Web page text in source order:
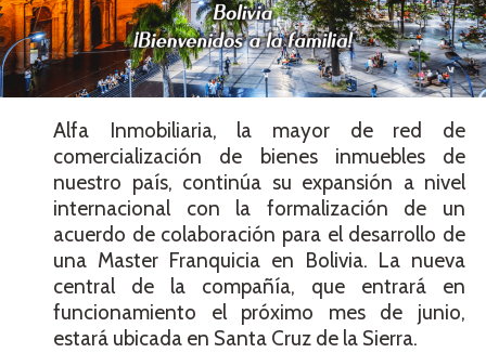
Alfa Inmobiliaria, la mayor de red de
comercialización de bienes inmuebles de
nuestro país, continúa su expansión a nivel
internacional con la formalización de un
acuerdo de colaboración para el desarrollo de
una Master Franquicia en Bolivia. La nueva
central de la compañía, que entrará en
funcionamiento el próximo mes de junio,
estará ubicada en Santa Cruz de la Sierra.